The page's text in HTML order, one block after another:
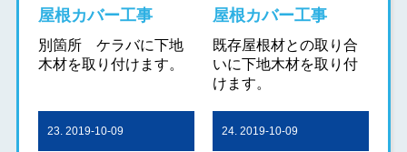
屋根カバー工事
別箇所 ケラバに下地
木材を取り付けます。
屋根カバー工事
既存屋根材との取り合
いに下地木材を取り付
けます。
23. 2019-10-09 24. 2019-10-09